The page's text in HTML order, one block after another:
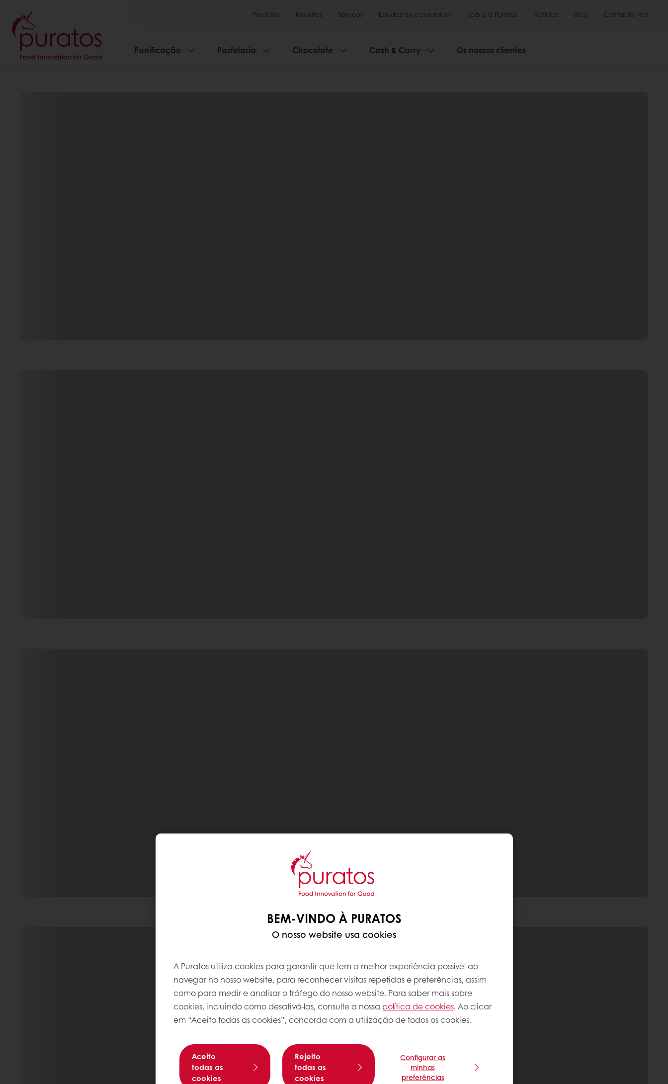
Produtos Receitas Serviços Estudos ao consumidor Sobre a Puratos Notícias Blog Contacte-Nos
Panificação Pastelaria Chocolate Cash & Carry Os nossos clientes
BEM-VINDO À PURATOS
O nosso website usa cookies
A Puratos utiliza cookies para garantir que tem a melhor experiência possível ao
navegar no nosso website, para reconhecer visitas repetidas e preferências, assim
como para medir e analisar o tráfego do nosso website. Para saber mais sobre
cookies, incluindo como desativá-las, consulte a nossa política de cookies. Ao clicar
em “Aceito todas as cookies”, concorda com a utilização de todos os cookies.
Aceito
todas as
cookies
Rejeito
todas as
cookies
Configurar as
minhas
preferências